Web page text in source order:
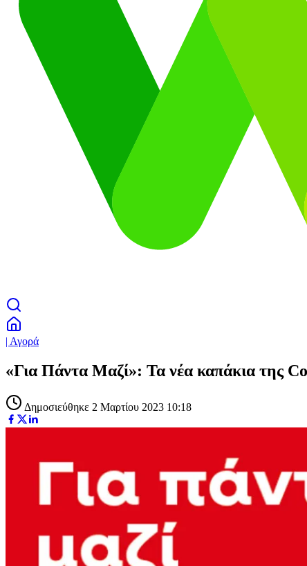
| Αγορά
«Για Πάντα Μαζί»: Τα νέα καπάκια της
Δημοσιεύθηκε 2 Μαρτίου 2023 10:18